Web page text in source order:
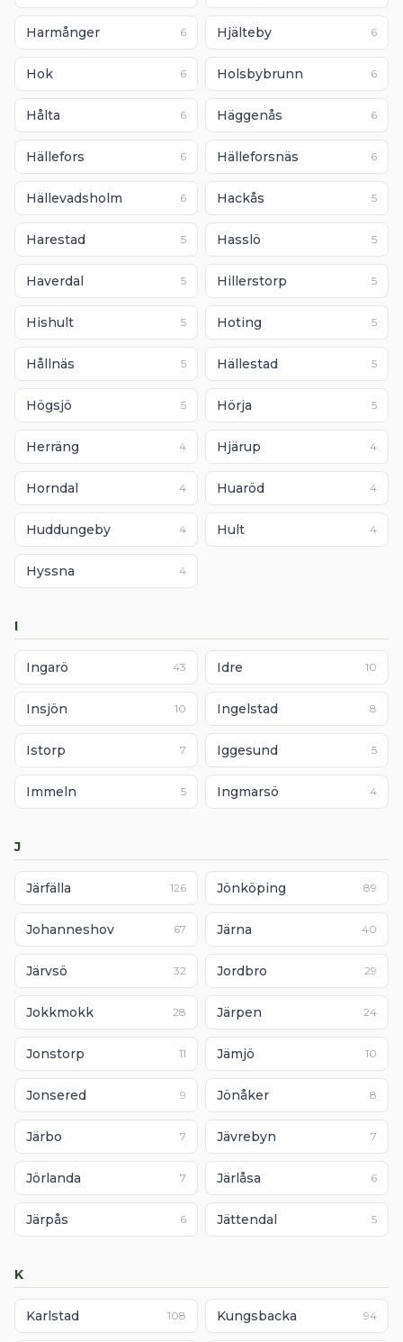
Harmånger 6 Hjälteby 6
Hok 6 Holsbybrunn 6
Hålta 6 Häggenås 6
Hällefors 6 Hälleforsnäs 6
Hällevadsholm 6 Hackås 5
Harestad 5 Hasslö 5
Haverdal 5 Hillerstorp 5
Hishult 5 Hoting 5
Hållnäs 5 Hällestad 5
Högsjö 5 Hörja 5
Herräng 4 Hjärup 4
Horndal 4 Huaröd 4
Huddungeby 4 Hult 4
Hyssna 4
I
Ingarö 43 Idre 10
Insjön 10 Ingelstad 8
Istorp 7 Iggesund 5
Immeln 5 Ingmarsö 4
J
Järfälla 126 Jönköping 89
Johanneshov 67 Järna 40
Järvsö 32 Jordbro 29
Jokkmokk 28 Järpen 24
Jonstorp 11 Jämjö 10
Jonsered 9 Jönåker 8
Järbo 7 Jävrebyn 7
Jörlanda 7 Järlåsa 6
Järpås 6 Jättendal 5
K
Karlstad 108 Kungsbacka 94